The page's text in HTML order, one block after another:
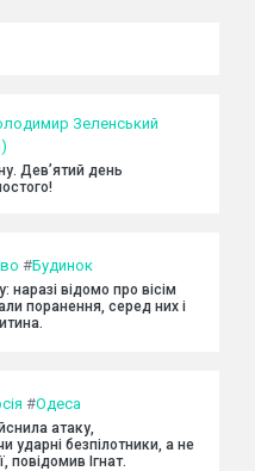
Зеленський
Дев’ятий день
#Будинок
наразі відомо про вісім
поранення, серед них і
#Одеса
атаку,
ударні безпілотники, а не
повідомив Ігнат.